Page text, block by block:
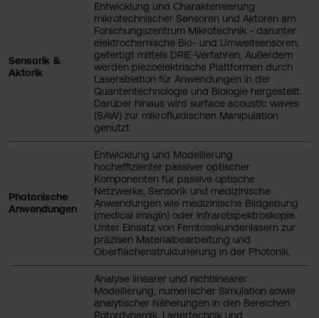
Sensorik &
Aktorik
Entwicklung und Charakterisierung
mikrotechnischer Sensoren und Aktoren am
Forschungszentrum Mikrotechnik - darunter
elektrochemische Bio- und Umweltsensoren,
gefertigt mittels DRIE-Verfahren. Außerdem
werden piezoelektrische Plattformen durch
Laserablation für Anwendungen in der
Quantentechnologie und Biologie hergestellt.
Darüber hinaus wird surface acoustic waves
(SAW) zur mikrofluidischen Manipulation
genutzt.
Photonische
Anwendungen
Entwicklung und Modellierung
hocheffizienter passiver optischer
Komponenten für passive optische
Netzwerke, Sensorik und medizinische
Anwendungen wie medizinische Bildgebung
(medical imagin) oder Infrarotspektroskopie.
Unter Einsatz von Femtosekundenlasern zur
präzisen Materialbearbeitung und
Oberflächenstrukturierung in der Photonik.
Analyse linearer und nichtlinearer
Modellierung, numerischer Simulation sowie
analytischer Näherungen in den Bereichen
Rotordynamik, Lagertechnik und